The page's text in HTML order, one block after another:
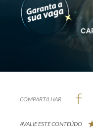
COMPARTILHAR
AVALIE ESTE CONTEÚDO